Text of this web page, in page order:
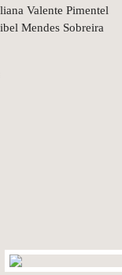
Valente Pimentel
Mendes Sobreira